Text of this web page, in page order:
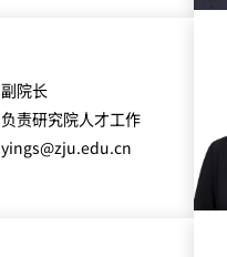
副院长
负责研究院人才工作
yings@zju.edu.cn